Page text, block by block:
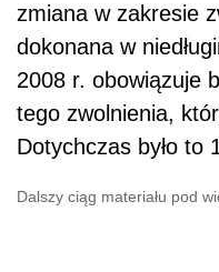
zmiana w zakresie
dokonana w
2008 r. obowiązuje
tego zwolnienia,
Dotychczas było to
Dalszy ciąg materiału pod